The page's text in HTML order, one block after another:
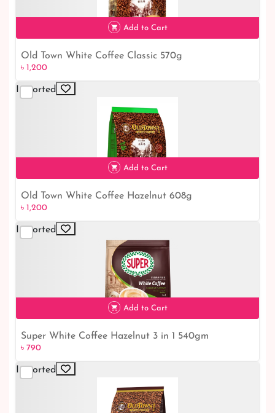
৳ 1,200
Add to Cart
Old Town White Coffee Classic 570g
৳ 1,200
Imported
৳ 1,200
Add to Cart
Old Town White Coffee Hazelnut 608g
৳ 1,200
Imported
৳ 790
Add to Cart
Super White Coffee Hazelnut 3 in 1 540gm
৳ 790
Imported